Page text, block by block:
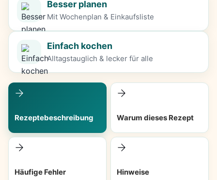
Besser planen
Mit Wochenplan & Einkaufsliste
Einfach kochen
Alltagstauglich & lecker für alle
Rezeptebeschreibung Warum dieses Rezept
Häufige Fehler Hinweise